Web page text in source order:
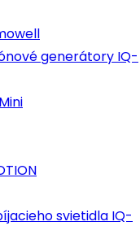
generátory IQ-
svietidla IQ-